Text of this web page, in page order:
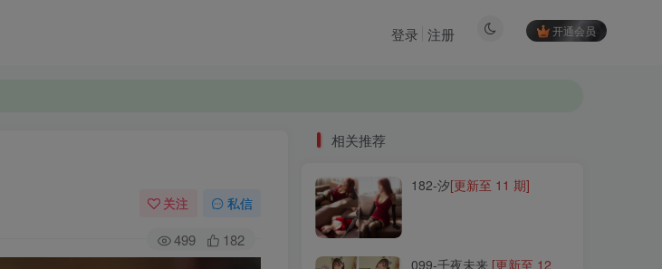
开通会员
登录 注册
关注 私信
499 182
相关推荐
182-汐[更新至 11 期]
099-千夜未来 [更新至 12